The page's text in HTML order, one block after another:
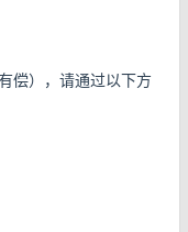
偿），请通过以下方